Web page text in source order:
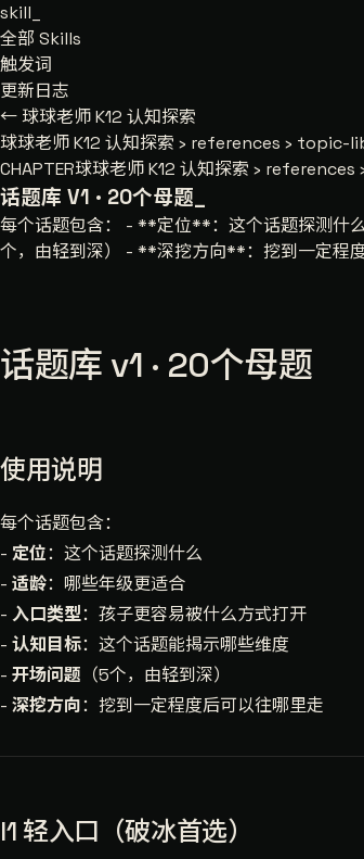
skill
全部 Skills
触发词
更新日志
← 球球老师 K12 认知探索
球球老师 K12 认知探索 › references › topic-
CHAPTER球球老师 K12 认知探索 ›
话题库 V1 · 20个母题
每个话题包含： - **定位**：这个话题探测
个，由轻到深） - **深挖方向**：挖到一定程
话题库 v1 · 20个母题
使用说明
每个话题包含：
- 定位：这个话题探测什么
- 适龄：哪些年级更适合
- 入口类型：孩子更容易被什么方式打开
- 认知目标：这个话题能揭示哪些维度
- 开场问题 （5个，由轻到深）
- 深挖方向：挖到一定程度后可以往哪里走
l1 轻入口（破冰首选）